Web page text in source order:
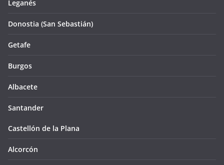
Leganés
Donostia (San Sebastián)
Getafe
Burgos
Albacete
Santander
Castellón de la Plana
Alcorcón